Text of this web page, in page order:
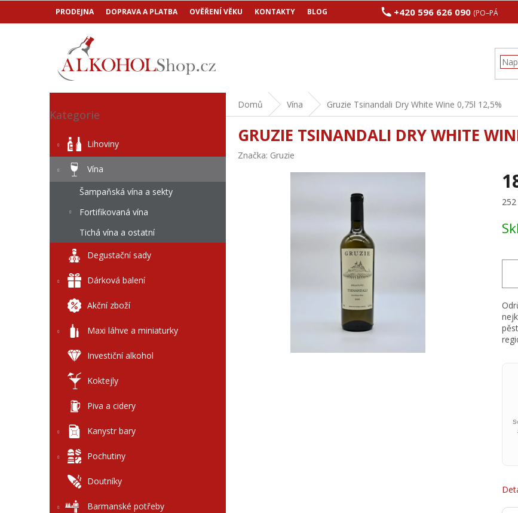
obsah
PRODEJNA DOPRAVA A PLATBA OVĚŘENÍ VĚKU KONTAKTY BLOG +420 596 626 090 (PO–PÁ
o
n
kategorie
Kategorie
Lihoviny
Vína
Šampaňská vína a sekty
Fortifikovaná vína
Tichá vína a ostatní
Degustační sady
Dárková balení
Akční zboží
Maxi láhve a miniaturky
Investiční alkohol
Koktejly
Piva a cidery
Kanystr bary
Pochutiny
Doutníky
Barmanské potřeby
Domů Vína Gruzie Tsinandali Dry White Wine 0,75l 12,5%
GRUZIE TSINANDALI DRY WHITE
Značka: Gruzie